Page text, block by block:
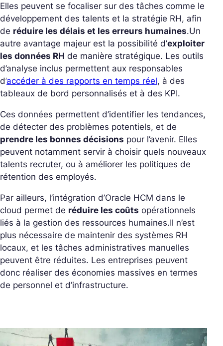
Elles peuvent se focaliser sur des tâches comme le
développement des talents et la stratégie RH, afin
de réduire les délais et les erreurs humaines.Un
autre avantage majeur est la possibilité d’exploiter
les données RH de manière stratégique. Les outils
d’analyse inclus permettent aux responsables
d’accéder à des rapports en temps réel, à des
tableaux de bord personnalisés et à des KPI.
Ces données permettent d’identifier les tendances,
de détecter des problèmes potentiels, et de
prendre les bonnes décisions pour l’avenir. Elles
peuvent notamment servir à choisir quels nouveaux
talents recruter, ou à améliorer les politiques de
rétention des employés.
Par ailleurs, l’intégration d’Oracle HCM dans le
cloud permet de réduire les coûts opérationnels
liés à la gestion des ressources humaines.Il n’est
plus nécessaire de maintenir des systèmes RH
locaux, et les tâches administratives manuelles
peuvent être réduites. Les entreprises peuvent
donc réaliser des économies massives en termes
de personnel et d’infrastructure.